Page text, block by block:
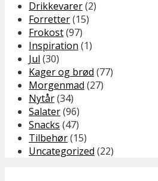
Drikkevarer(2)
Forretter(15)
Frokost(97)
Inspiration (1)
Jul (30)
Kager og brød (77)
Morgenmad (27)
Nytår(34)
Salater(96)
Snacks (47)
Tilbehør(15)
Uncategorized (22)